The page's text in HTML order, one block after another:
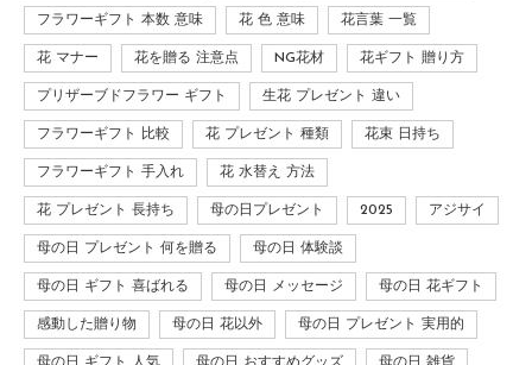
フラワーギフト 本数 意味 花 色 意味 花言葉 一覧
花 マナー 花を贈る 注意点 NG花材 花ギフト 贈り方
プリザーブドフラワー ギフト 生花 プレゼント 違い
フラワーギフト 比較 花 プレゼント 種類 花束 日持ち
フラワーギフト 手入れ 花 水替え 方法
花 プレゼント 長持ち 母の日プレゼント 2025 アジサイ
母の日 プレゼント 何を贈る 母の日 体験談
母の日 ギフト 喜ばれる 母の日 メッセージ 母の日 花ギフト
感動した贈り物 母の日 花以外 母の日 プレゼント 実用的